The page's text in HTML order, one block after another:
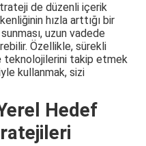
de düzenli içerik
hızla arttığı bir
uzun vadede
Özellikle, sürekli
teknolojilerini takip etmek
kullanmak, sizi
Hedef